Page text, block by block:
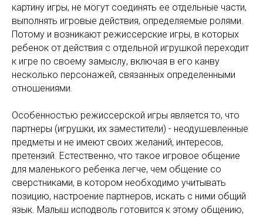
картину игры, не могут соединять ее отдельные части,
выполнять игровые действия, определяемые ролями.
Потому и возникают режиссерские игры, в которых
ребенок от действия с отдельной игрушкой переходит
к игре по своему замыслу, включая в его канву
несколько персонажей, связанных определенными
отношениями.
Особенностью режиссерской игры является то, что
партнеры (игрушки, их заместители) - неодушевленные
предметы и не имеют своих желаний, интересов,
претензий. Естественно, что такое игровое общение
для маленького ребенка легче, чем общение со
сверстниками, в котором необходимо учитывать
позицию, настроение партнеров, искать с ними общий
язык. Малыш исподволь готовится к этому общению,